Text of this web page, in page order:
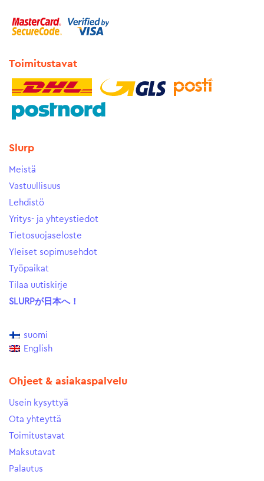
Toimitustavat
Slurp
Meistä
Vastuullisuus
Lehdistö
Yritys- ja yhteystiedot
Tietosuojaseloste
Yleiset sopimusehdot
Työpaikat
Tilaa uutiskirje
SLURPが日本へ！
suomi
English
Ohjeet & asiakaspalvelu
Usein kysyttyä
Ota yhteyttä
Toimitustavat
Maksutavat
Palautus